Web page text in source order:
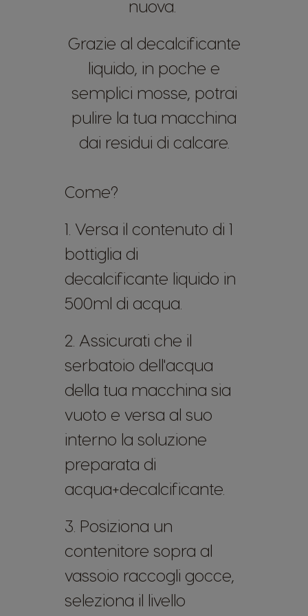
nuova.
Grazie al decalcificante
liquido, in poche e
semplici mosse, potrai
pulire la tua macchina
dai residui di calcare.
Come?
1. Versa il contenuto di 1
bottiglia di
decalcificante liquido in
500ml di acqua.
2. Assicurati che il
serbatoio dell'acqua
della tua macchina sia
vuoto e versa al suo
interno la soluzione
preparata di
acqua+decalcificante.
3. Posiziona un
contenitore sopra al
vassoio raccogli gocce,
seleziona il livello